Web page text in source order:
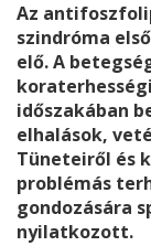
Az
szindróma
elő. A
időszakában
elhalások,
Tüneteiről és
problémás
gondozására
nyilatkozott.